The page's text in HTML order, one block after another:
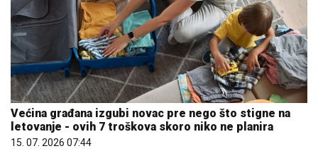
Većina građana izgubi novac pre nego što stigne na
letovanje - ovih 7 troškova skoro niko ne planira
15. 07. 2026 07:44